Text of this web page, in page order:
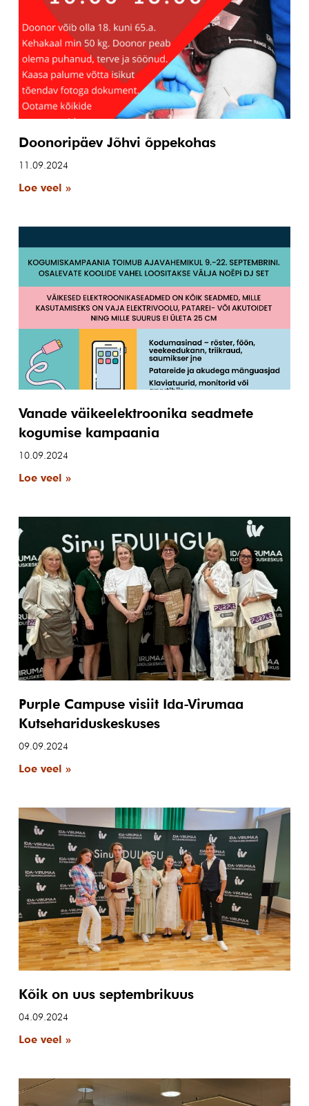
Doonoripäev Jõhvi õppekohas
11.09.2024
Loe veel »
Vanade väikeelektroonika seadmete
kogumise kampaania
10.09.2024
Loe veel »
Purple Campuse visiit Ida-Virumaa
Kutsehariduskeskuses
09.09.2024
Loe veel »
Kõik on uus septembrikuus
04.09.2024
Loe veel »